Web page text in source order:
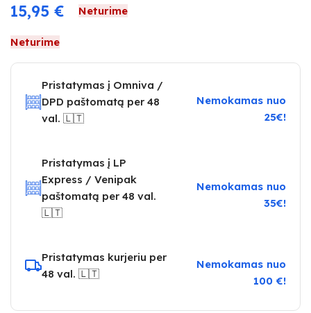
15,95 € Neturime
Neturime
Pristatymas į Omniva /
DPD paštomatą per 48
val. 🇱🇹
Nemokamas nuo
25€!
Pristatymas į LP
Express / Venipak
paštomatą per 48 val.
🇱🇹
Nemokamas nuo
35€!
Pristatymas kurjeriu per
48 val. 🇱🇹
Nemokamas nuo
100 €!